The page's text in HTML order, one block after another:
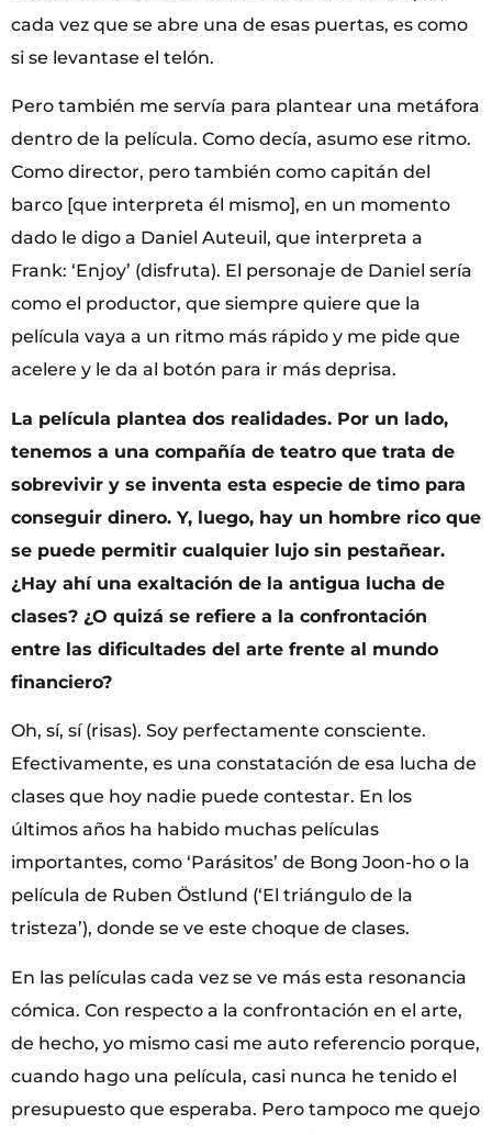
cada vez que se abre una de esas puertas, es como
si se levantase el telón.
Pero también me servía para plantear una metáfora
dentro de la película. Como decía, asumo ese ritmo.
Como director, pero también como capitán del
barco [que interpreta él mismo], en un momento
dado le digo a Daniel Auteuil, que interpreta a
Frank: ‘Enjoy’ (disfruta). El personaje de Daniel sería
como el productor, que siempre quiere que la
película vaya a un ritmo más rápido y me pide que
acelere y le da al botón para ir más deprisa.
La película plantea dos realidades. Por un lado,
tenemos a una compañía de teatro que trata de
sobrevivir y se inventa esta especie de timo para
conseguir dinero. Y, luego, hay un hombre rico que
se puede permitir cualquier lujo sin pestañear.
¿Hay ahí una exaltación de la antigua lucha de
clases? ¿O quizá se refiere a la confrontación
entre las dificultades del arte frente al mundo
financiero?
Oh, sí, sí (risas). Soy perfectamente consciente.
Efectivamente, es una constatación de esa lucha de
clases que hoy nadie puede contestar. En los
últimos años ha habido muchas películas
importantes, como ‘Parásitos’ de Bong Joon-ho o la
película de Ruben Östlund (‘El triángulo de la
tristeza’), donde se ve este choque de clases.
En las películas cada vez se ve más esta resonancia
cómica. Con respecto a la confrontación en el arte,
de hecho, yo mismo casi me auto referencio porque,
cuando hago una película, casi nunca he tenido el
presupuesto que esperaba. Pero tampoco me quejo